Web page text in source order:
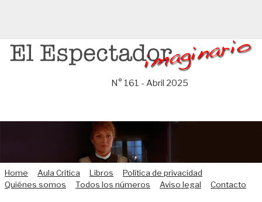
Saltar
N° 161 - Abril 2025
Home Aula Crítica Libros
Política de privacidad
Quiénes somos
Todos los números Aviso legal Contacto